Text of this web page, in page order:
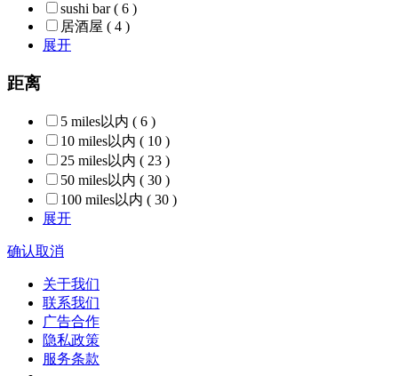
sushi bar( 6 )
居酒屋 ( 4 )
展开
距离
5 miles以内 ( 6 )
10 miles以内 ( 10 )
25 miles以内 ( 23 )
50 miles以内 ( 30 )
100 miles以内 ( 30 )
展开
确认取消
关于我们
联系我们
广告合作
隐私政策
服务条款